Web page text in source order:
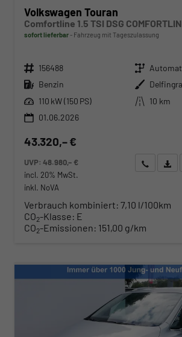
Volkswagen Touran
sofort lieferbar Fahrzeug mit Tageszulassung
Fahrzeugnr. 156488 Getriebe
Kraftstoff Benzin Außenfarbe
Leistung 110 kW (150 PS) Kilometerstand
10 km
01.06.2026
43.320,– €
UVP:48.980,– €
incl. 20% MwSt.
inkl. NoVA
Wir rufen
Verbrauch kombiniert: 7,10 l/100km
CO2-Klasse: E
CO2-Emissionen: 151,00 g/km